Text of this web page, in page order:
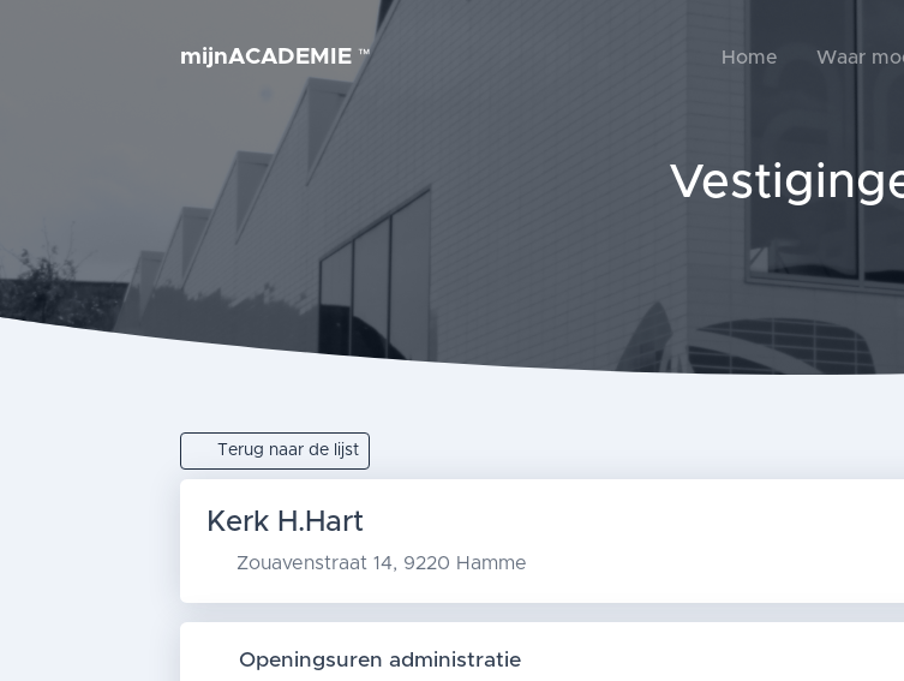
mijnACADEMIE ™ Home Waar
Terug naar de lijst
Kerk H.Hart
Zouavenstraat 14, 9220 Hamme
Openingsuren administratie